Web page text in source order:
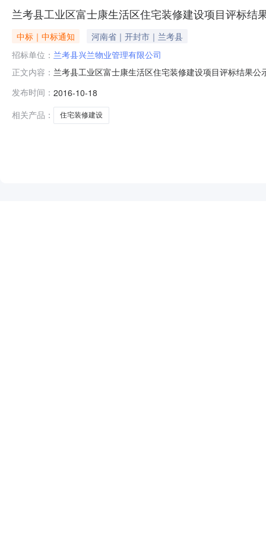
兰考县工业区富士康生活区住宅装修建设项目评标结
中标｜中标通知
河南省｜开封市｜兰考县
招标单位： 兰考县兴兰物业管理有限公司
正文内容： 兰考县工业区富士康生活区住宅装修建设项目评标结果
系人李先生联系电话18337849079监督部门兰考县招投
月17
发布时间： 2016-10-18
相关产品：
住宅装修建设